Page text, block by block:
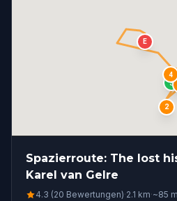
S
2
4
E
Spazierroute: The lost
Karel van Gelre
4.3 (20 Bewertungen)·2.1 km·~85